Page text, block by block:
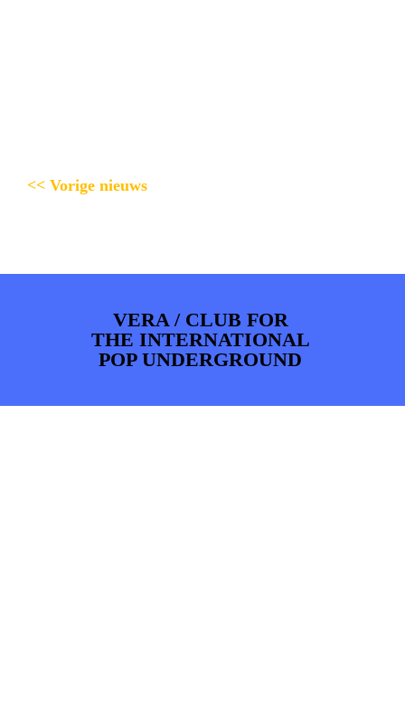
<< Vorige nieuws
VERA / CLUB FOR
THE INTERNATIONAL
POP UNDERGROUND